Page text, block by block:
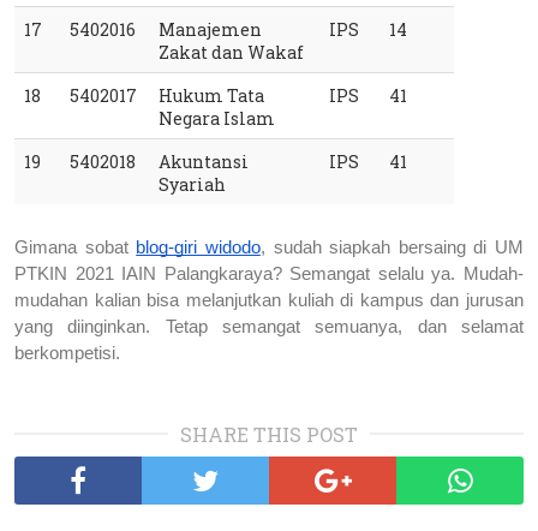
17 5402016
Manajemen
Zakat dan Wakaf
IPS 14
18 5402017
Hukum Tata
Negara Islam
IPS 41
19 5402018
Akuntansi
Syariah
IPS 41
Gimana sobat blog-giri widodo, sudah siapkah bersaing di UM
PTKIN 2021 IAIN Palangkaraya? Semangat selalu ya. Mudah-
mudahan kalian bisa melanjutkan kuliah di kampus dan jurusan
yang diinginkan. Tetap semangat semuanya, dan selamat
berkompetisi.
SHARE THIS POST